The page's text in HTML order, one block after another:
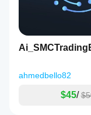
ahmedbello82
$45/